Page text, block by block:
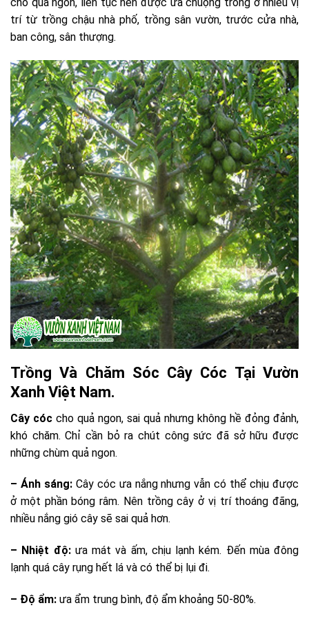
trí từ trồng chậu nhà phố, trồng sân vườn, trước cửa nhà,
ban công, sân thượng.
Trồng Và Chăm Sóc Cây Cóc Tại Vườn
Xanh Việt Nam.
Cây cóc cho quả ngon, sai quả nhưng không hề đỏng đảnh,
khó chăm. Chỉ cần bỏ ra chút công sức đã sở hữu được
những chùm quả ngon.
– Ánh sáng:Cây cóc ưa nắng nhưng vẫn có thể chịu được
ở một phần bóng râm. Nên trồng cây ở vị trí thoáng đãng,
nhiều nắng gió cây sẽ sai quả hơn.
– Nhiệt độ:ưa mát và ấm, chịu lạnh kém. Đến mùa đông
lạnh quá cây rụng hết lá và có thể bị lụi đi.
– Độ ẩm: ưa ẩm trung bình, độ ẩm khoảng 50-80%.